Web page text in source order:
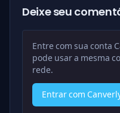
Deixe seu
Entre com sua conta
pode usar a mesma
rede.
Entrar com